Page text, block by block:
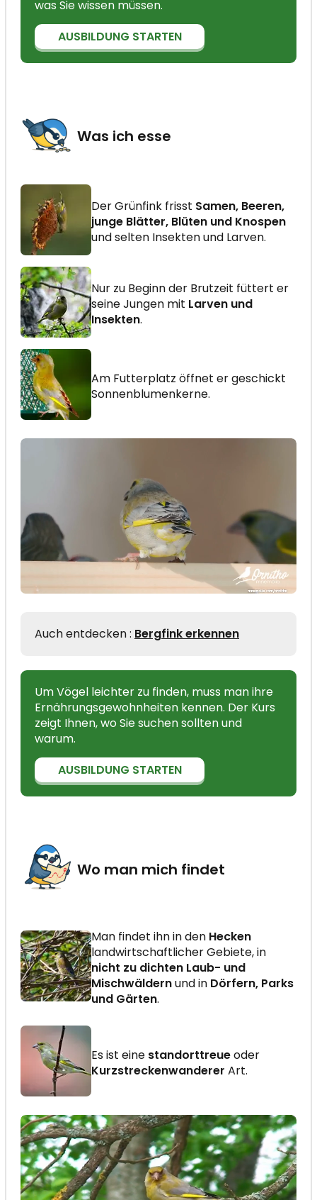
was Sie wissen müssen.
AUSBILDUNG STARTEN
Was ich esse
Der Grünfink frisst Samen, Beeren,
junge Blätter, Blüten und Knospen
und selten Insekten und Larven.
Nur zu Beginn der Brutzeit füttert er
seine Jungen mit Larven und
Insekten.
Am Futterplatz öffnet er geschickt
Sonnenblumenkerne.
Auch entdecken : Bergfink erkennen
Um Vögel leichter zu finden, muss man ihre
Ernährungsgewohnheiten kennen. Der Kurs
zeigt Ihnen, wo Sie suchen sollten und
warum.
AUSBILDUNG STARTEN
Wo man mich findet
Man findet ihn in den Hecken
landwirtschaftlicher Gebiete, in
nicht zu dichten Laub- und
Mischwäldernund in Dörfern, Parks
und Gärten.
Es ist eine standorttreueoder
Kurzstreckenwanderer Art.